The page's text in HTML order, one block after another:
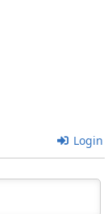
Login